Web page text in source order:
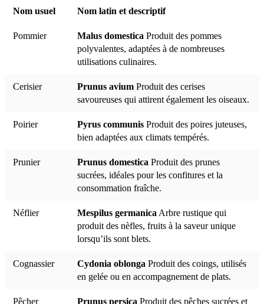
Nom usuel Nom latin et descriptif
Pommier Malus domestica Produit des pommes
polyvalentes, adaptées à de nombreuses
utilisations culinaires.
Cerisier Prunus avium Produit des cerises
savoureuses qui attirent également les oiseaux.
Poirier Pyrus communis Produit des poires juteuses,
bien adaptées aux climats tempérés.
Prunier Prunus domestica Produit des prunes
sucrées, idéales pour les confitures et la
consommation fraîche.
Néflier Mespilus germanica Arbre rustique qui
produit des nèfles, fruits à la saveur unique
lorsqu’ils sont blets.
Cognassier Cydonia oblonga Produit des coings, utilisés
en gelée ou en accompagnement de plats.
Pêcher Prunus persica Produit des pêches sucrées et